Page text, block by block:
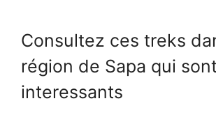
Consultez ces treks
région de Sapa qui
interessants